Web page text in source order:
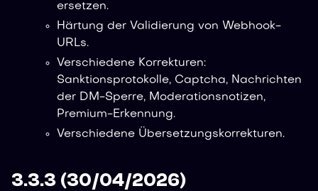
ersetzen.
Härtung der Validierung von Webhook-
URLs.
Verschiedene Korrekturen:
Sanktionsprotokolle, Captcha, Nachrichten
der DM-Sperre, Moderationsnotizen,
Premium-Erkennung.
Verschiedene Übersetzungskorrekturen.
3.3.3 (30/04/2026)